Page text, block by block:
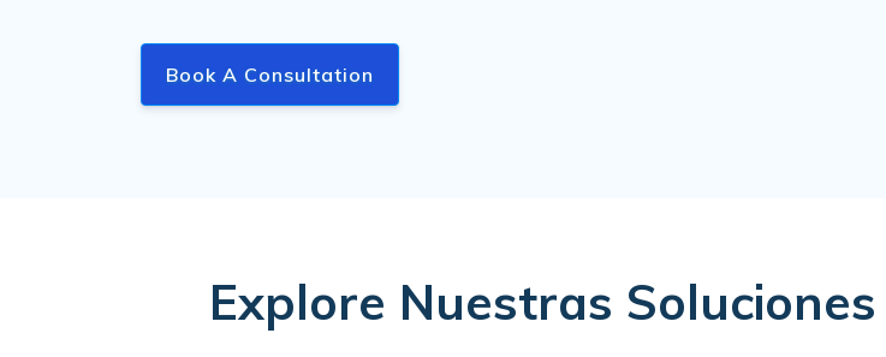
Book A Consultation
Explore Nuestras